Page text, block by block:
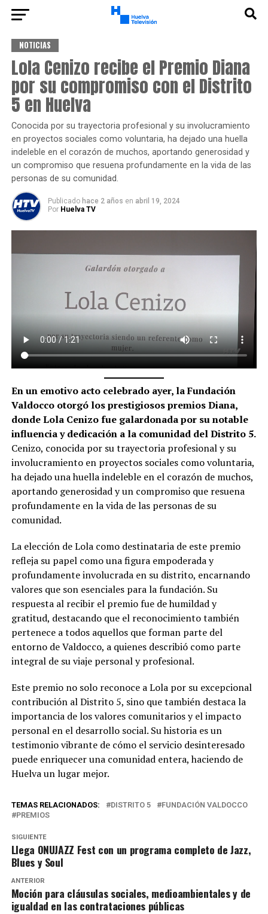
NOTICIAS
Lola Cenizo recibe el Premio Diana
por su compromiso con el Distrito
5 en Huelva
Conocida por su trayectoria profesional y su involucramiento
en proyectos sociales como voluntaria, ha dejado una huella
indeleble en el corazón de muchos, aportando generosidad y
un compromiso que resuena profundamente en la vida de las
personas de su comunidad.
Publicado hace 2 años en abril 19, 2024
Por Huelva TV
En un emotivo acto celebrado ayer, la Fundación
Valdocco otorgó los prestigiosos premios Diana,
donde Lola Cenizo fue galardonada por su notable
influencia y dedicación a la comunidad del Distrito 5.
Cenizo, conocida por su trayectoria profesional y su
involucramiento en proyectos sociales como voluntaria,
ha dejado una huella indeleble en el corazón de muchos,
aportando generosidad y un compromiso que resuena
profundamente en la vida de las personas de su
comunidad.
La elección de Lola como destinataria de este premio
refleja su papel como una figura empoderada y
profundamente involucrada en su distrito, encarnando
valores que son esenciales para la fundación. Su
respuesta al recibir el premio fue de humildad y
gratitud, destacando que el reconocimiento también
pertenece a todos aquellos que forman parte del
entorno de Valdocco, a quienes describió como parte
integral de su viaje personal y profesional.
Este premio no solo reconoce a Lola por su excepcional
contribución al Distrito 5, sino que también destaca la
importancia de los valores comunitarios y el impacto
personal en el desarrollo social. Su historia es un
testimonio vibrante de cómo el servicio desinteresado
puede enriquecer una comunidad entera, haciendo de
Huelva un lugar mejor.
TEMAS RELACIONADOS: DISTRITO 5
FUNDACIÓN VALDOCCO
PREMIOS
SIGUIENTE
Llega ONUJAZZ Fest con un programa completo de Jazz,
Blues y Soul
ANTERIOR
Moción para cláusulas sociales, medioambientales y de
igualdad en las contrataciones públicas